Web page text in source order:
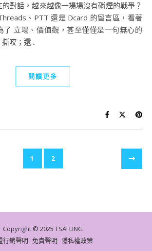
對話，越來越像一場場沒有硝煙的戰爭？
、PTT 還是 Dcard 的留言區，看著
了 立場、價值觀，甚至僅僅是一句無心的
咬；還...
閱讀更多
1 2
Copyright © 2025 TSAI LING
行銷聲明 免責聲明 隱私權政策